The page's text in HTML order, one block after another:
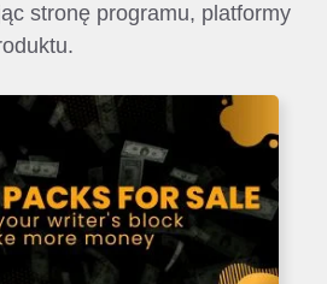
stronę programu, platformy